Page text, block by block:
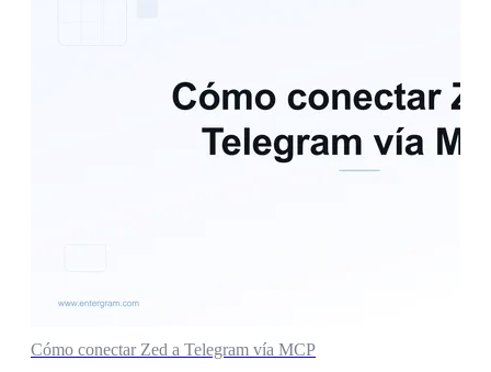
Cómo conectar Zed a Telegram vía MCP